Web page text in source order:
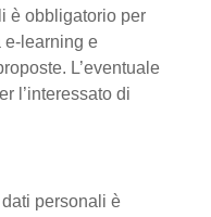
è obbligatorio per
e-learning e
L’eventuale
l’interessato di
personali è